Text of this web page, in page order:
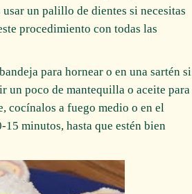
un palillo de dientes si necesitas
procedimiento con todas las
para hornear o en una sartén si
un poco de mantequilla o aceite para
cocínalos a fuego medio o en el
minutos, hasta que estén bien